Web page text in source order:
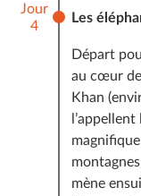
Jour
4
Les
Départ
au cœur
Khan
mène